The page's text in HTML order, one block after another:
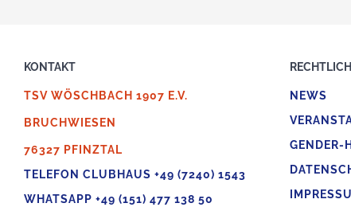
KONTAKT
TSV WÖSCHBACH 1907 E.V.
BRUCHWIESEN
76327 PFINZTAL
TELEFON CLUBHAUS +49 (7240) 1543
WHATSAPP +49 (151) 477 138 50
NEWS
GENDER-